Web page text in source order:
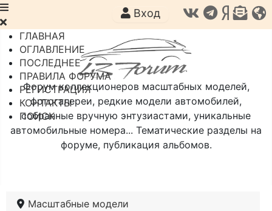
Форум коллекционеров масштабных моделей,
фотогалереи, редкие модели автомобилей,
собранные вручную энтузиастами, уникальные
автомобильные номера... Тематические разделы на
форуме, публикация альбомов.
Вход
ГЛАВНАЯ
ОГЛАВЛЕНИЕ
ПОСЛЕДНЕЕ
ПРАВИЛА ФОРУМА
РЕГИСТРАЦИЯ
КОНТАКТЫ
ПОИСК
Масштабные модели